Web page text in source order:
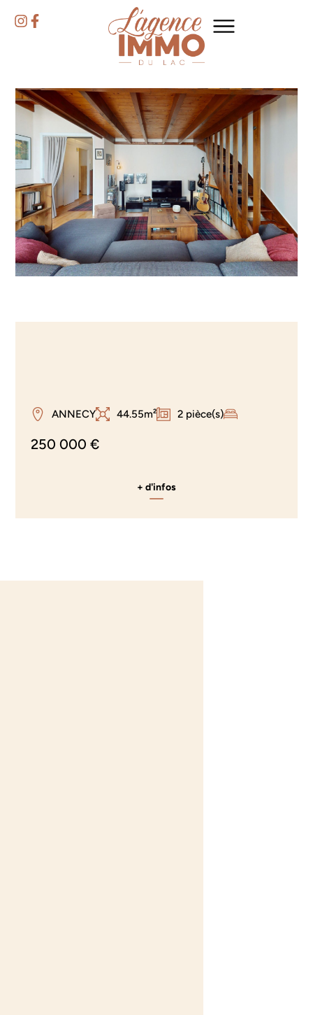
ANNECY 44.55m² 2 pièce(s)
250 000 €
+ d'infos